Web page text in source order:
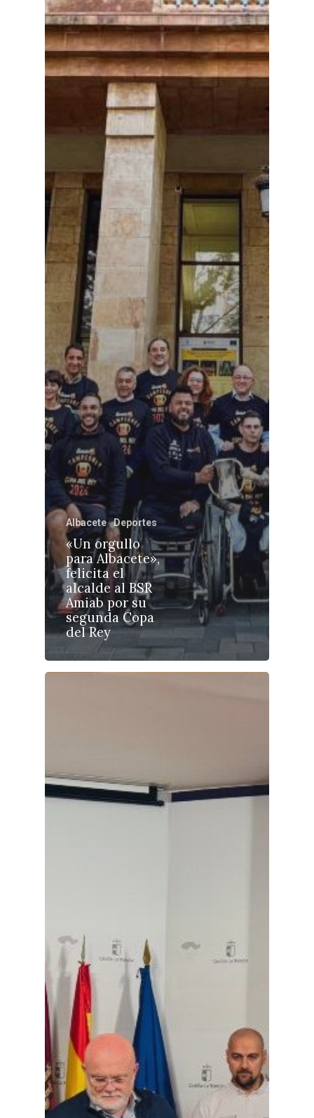
Albacete Deportes
«Un orgullo
para Albacete»,
felicita el
alcalde al BSR
Amiab por su
segunda Copa
del Rey
Castilla-La
Toledo
Ciudad Real
Albacete
Cuenca
Sanidad
Economía
Educación
Cultura
Planeta Rural